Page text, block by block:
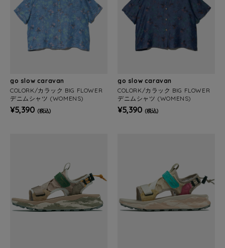
go slow caravan
COLORK/カラック BIG FLOWER
デニムシャツ (WOMENS)
¥5,390 (税込)
go slow caravan
COLORK/カラック BIG FLOWER
デニムシャツ (WOMENS)
¥5,390 (税込)